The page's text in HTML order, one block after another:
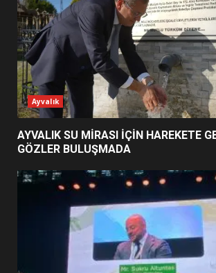
1
AYVALIK SU MİRASI
HAREKETE GEÇİYOR:
BULUŞMADA
2
ESA 2026’DA TÜRK
NEYİ TEMSİL ETTİ?
EİB’DE KRİTİK
DEĞİŞECEK?
Ayvalık
AYVALIK SU MİRASI İÇİN HAREKETE
GÖZLER BULUŞMADA